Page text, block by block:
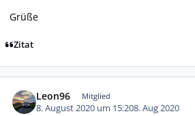
Grüße
Zitat
Leon96 Mitglied
8. August 2020 um 15:208. Aug 2020